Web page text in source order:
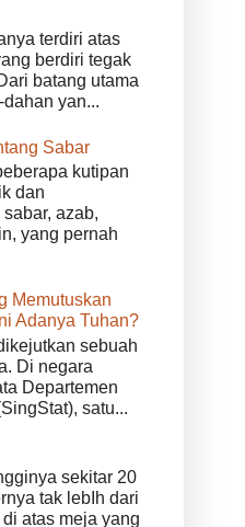
terdiri atas
berdiri tegak
batang utama
yan...
Sabar
kutipan
dan
azab,
yang pernah
Memutuskan
Adanya Tuhan?
sebuah
Di negara
Departemen
satu...
sekitar 20
tak lebIh dari
atas meja yang